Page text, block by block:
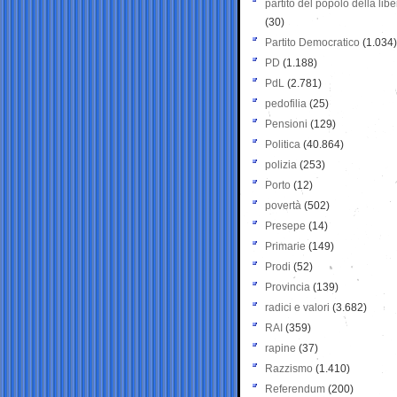
partito del popolo della
(30)
Partito Democratico (1.034)
PD (1.188)
PdL (2.781)
pedofilia (25)
Pensioni (129)
Politica (40.864)
polizia (253)
Porto (12)
povertà (502)
Presepe (14)
Primarie (149)
Prodi (52)
Provincia (139)
radici e valori (3.682)
RAI (359)
rapine (37)
Razzismo (1.410)
Referendum (200)